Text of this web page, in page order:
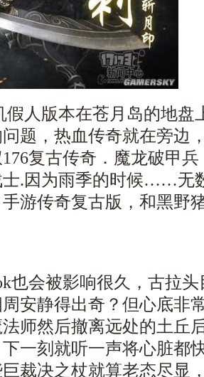
假人版本在苍月岛的地盘
题，热血传奇就在旁边
复古传奇．魔龙破甲
士.因为雨季的时候……无
游传奇复古版，和黑野
也会被影响很久，古拉
安静得出奇？但心底非
师然后撤离远处的土丘
一刻就听一声将心脏都
裁决之杖就算老态尽显